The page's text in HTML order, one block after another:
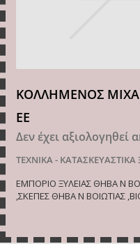
ΚΟΛΛΗΜΕΝΟΣ
ΕΕ
Δεν έχει αξιολογηθεί
ΤΕΧΝΙΚΑ - ΚΑΤΑΣΚΕΥΑΣΤΙΚΑ
ΕΜΠΟΡΙΟ ΞΥΛΕΙΑΣ ΘΗΒΑ Ν
,ΣΚΕΠΕΣ ΘΗΒΑ Ν ΒΟΙΩΤΙΑΣ